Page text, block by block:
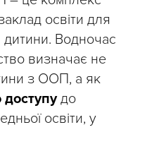
освіти для
Водночас
визначає не
з ООП, а як
доступудо
освіти, у